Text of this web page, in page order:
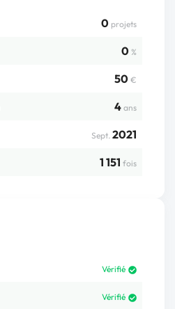
0 projets
0 %
50 €
4 ans
Sept. 2021
1 151 fois
Vérifié
Vérifié